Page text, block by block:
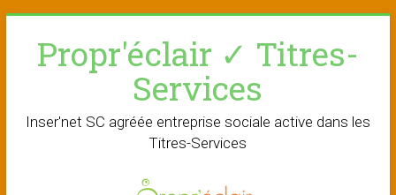
contentPropr'éclair ✓ Titres-
Services
Inser'net SC agréée entreprise sociale active dans les
Titres-Services